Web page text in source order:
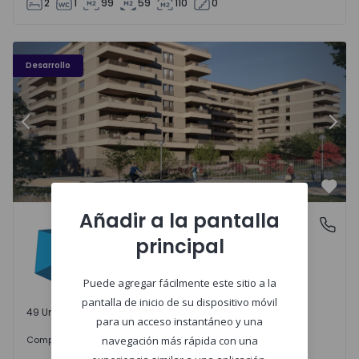
2 1 99 59 110 0
Desarrollo
PLENO JARDIM - 3
Anterior
Águas Santas, PortoPLENO JARDIM
Águas Santas, Porto
49 Unidades disponibles
Comprar 242.000 €
Añadir a la pantalla
principal
Puede agregar fácilmente este sitio a la
pantalla de inicio de su dispositivo móvil
para un acceso instantáneo y una
navegación más rápida con una